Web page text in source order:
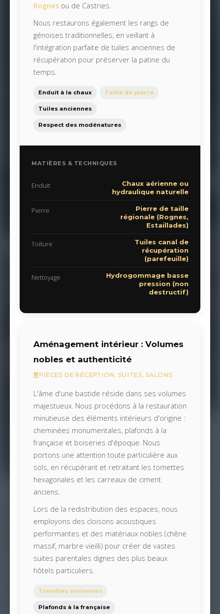
Rognes ou de Castries.
Nous restaurons également les rangs de
génoises traditionnelles, en veillant à
l'intégration parfaite de tuiles anciennes de
récupération pour préserver la patine du
temps.
Enduit à la chaux Taille de pierre
Tuiles anciennes
Respect des modénatures
MATIÈRES & TECHNIQUES
Enduit
Chaux aérienne ou
hydraulique naturelle
Pierre
Pierre de taille
régionale (Rognes,
Estaillades)
Toiture
Tuiles canal de
récupération
(parefeuille)
Nettoyage
Hydrogommage basse
pression (non
destructif)
Aménagement intérieur : Volumes
nobles et authenticité
PIÈCES DE RÉCEPTION, SUITES, SALONS
L'âme d'une bastide réside dans ses volumes
majestueux. Nous procédons à la restauration
minutieuse des éléments intérieurs d'origine :
cheminées monumentales, plafonds à la
française et boiseries d'époque. Nous
portons une attention toute particulière aux
sols, en récupérant et retraitant les tomettes
hexagonales et les carreaux de ciment
anciens.
Lors de la redistribution des espaces, nous
employons des cloisons acoustiques
performantes et des matériaux nobles (chêne
massif, marbre vieilli) pour créer de vastes
suites parentales dignes des plus beaux
hôtels particuliers.
Tomettes anciennes
Plafonds à la française